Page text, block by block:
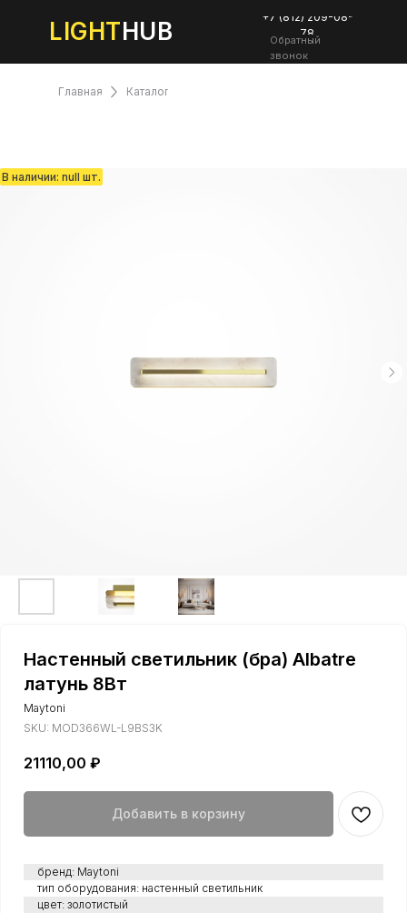
LIGHTHUB
+7 (812) 209-08-
78
Обратный
звонок
Каталог
Главная
Настенный светильник (бра) Albatre
латунь 8Вт
Maytoni
SKU: MOD366WL-L9BS3K
21110,00 ₽
Добавить в корзину
бренд: Maytoni
тип оборудования: настенный светильник
цвет: золотистый